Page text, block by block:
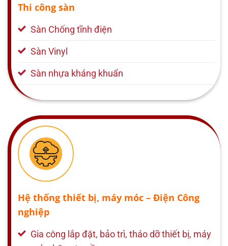
Thi công sàn
Sàn Chống tĩnh điện
Sàn Vinyl
Sàn nhựa kháng khuẩn
Hệ thống thiết bị, máy móc – Điện Công
nghiệp
Gia công lắp đặt, bảo trì, tháo dỡ thiết bị, máy